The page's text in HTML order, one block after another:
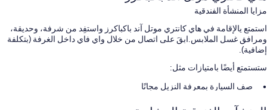
مزايا المنشأة الفندقية
استمتع يالإقامة في هاي كانتري موتل آند باكباكرز واستفِد من شرفة، وحديقة،
ومرافق غسل الملابس.ابقَ على اتصال من خلال واي فاي داخل الغرفة (بتكلفة
إضافية).
ستستمتع أيضًا بامتيازات مثل:
صف السيارة بمعرفة النزيل مجانًا